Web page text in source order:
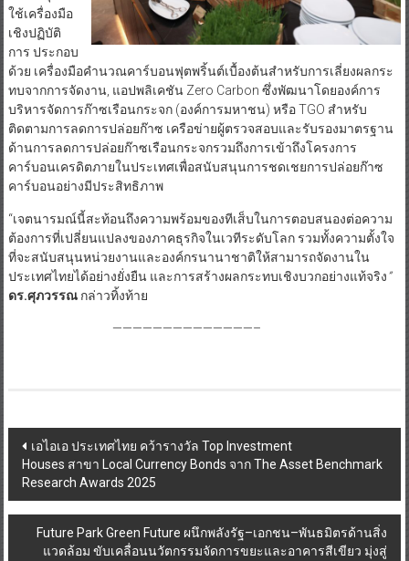
ใช้เครื่องมือ
เชิงปฏิบัติ
การ ประกอบ
ด้วย เครื่องมือคำนวณคาร์บอนฟุตพริ้นต์เบื้องต้นสำหรับการเลี่ยงผลกระ
ทบจากการจัดงาน, แอปพลิเคชัน Zero Carbon ซึ่งพัฒนาโดยองค์การ
บริหารจัดการก๊าซเรือนกระจก (องค์การมหาชน) หรือ TGO สำหรับ
ติดตามการลดการปล่อยก๊าซ เครือข่ายผู้ตรวจสอบและรับรองมาตรฐาน
ด้านการลดการปล่อยก๊าซเรือนกระจกรวมถึงการเข้าถึงโครงการ
คาร์บอนเครดิตภายในประเทศเพื่อสนับสนุนการชดเชยการปล่อยก๊าซ
คาร์บอนอย่างมีประสิทธิภาพ
“เจตนารมณ์นี้สะท้อนถึงความพร้อมของทีเส็บในการตอบสนองต่อความ
ต้องการที่เปลี่ยนแปลงของภาคธุรกิจในเวทีระดับโลก รวมทั้งความตั้งใจ
ที่จะสนับสนุนหน่วยงานและองค์กรนานาชาติให้สามารถจัดงานใน
ประเทศไทยได้อย่างยั่งยืน และการสร้างผลกระทบเชิงบวกอย่างแท้จริง”
ดร.ศุภวรรณ กล่าวทิ้งท้าย
——————————————–
Post
navigation
เอไอเอ ประเทศไทย คว้ารางวัล Top Investment
Houses สาขา Local Currency Bonds จาก The Asset Benchmark
Research Awards 2025
Future Park Green Future ผนึกพลังรัฐ–เอกชน–พันธมิตรด้านสิ่ง
แวดล้อม ขับเคลื่อนนวัตกรรมจัดการขยะและอาคารสีเขียว มุ่งสู่